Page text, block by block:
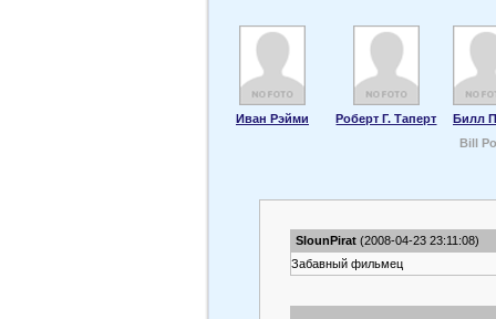
Иван Рэйми Роберт Г. Таперт
Билл
Bill
SlounPirat (2008-04-23 23:11:08)
Забавный фильмец